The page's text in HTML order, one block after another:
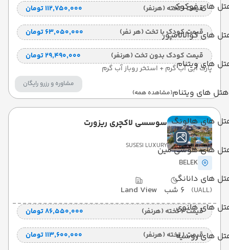
های فوکوک
های کوالالامپور
های ویتنام
هتل های ویتنام(مشاهده همه)
های هالونگ
های هوشی مین
های دانانگ
های هانوی
های روسیه
قیمت 1 تخته (هرنفر) ۱۱۲٬۷۵۰٬۰۰۰ تومان
قیمت کودک با تخت (هر نفر) ۶۳٬۰۵۰٬۰۰۰ تومان
قیمت کودک بدون تخت (هرنفر)
۲۹٬۴۹۰٬۰۰۰ تومان
پارک آبی آب گرم + استخر روباز آب گرم
مشاوره و رزرو رایگان
سوسسی لاکچری ریزورت
SUSESI LUXURY
BELEK
(UALL) 6 شب Land View
قیمت 2 تخته (هرنفر) ۸۶٬۵۵۰٬۰۰۰ تومان
قیمت 1 تخته (هرنفر) ۱۱۳٬۶۰۰٬۰۰۰ تومان